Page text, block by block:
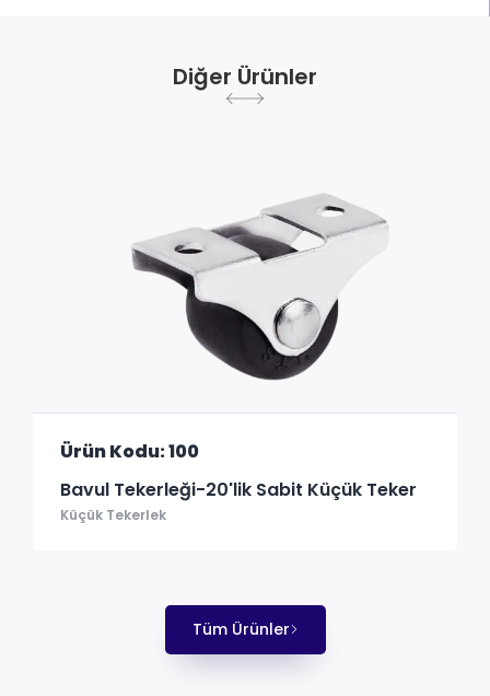
Diğer Ürünler
Ürün Kodu: 100
Bavul Tekerleği-20'lik Sabit Küçük Teker
Küçük Tekerlek
Tüm Ürünler